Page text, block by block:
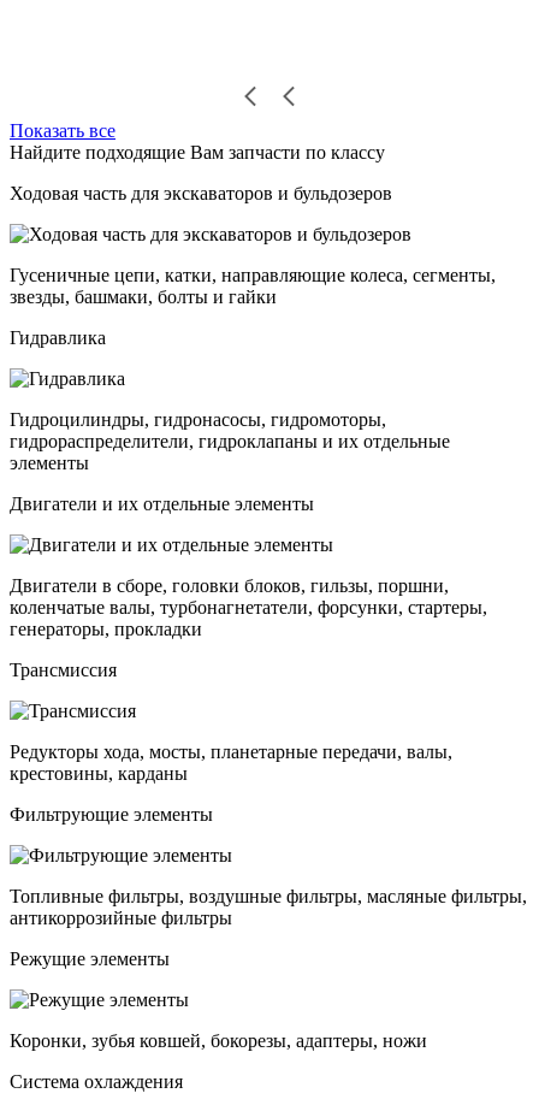
Показать все
Найдите подходящие Вам запчасти по классу
Ходовая часть для экскаваторов и бульдозеров
Гусеничные цепи, катки, направляющие колеса, сегменты,
звезды, башмаки, болты и гайки
Гидравлика
Гидроцилиндры, гидронасосы, гидромоторы,
гидрораспределители, гидроклапаны и их отдельные
элементы
Двигатели и их отдельные элементы
Двигатели в сборе, головки блоков, гильзы, поршни,
коленчатые валы, турбонагнетатели, форсунки, стартеры,
генераторы, прокладки
Трансмиссия
Редукторы хода, мосты, планетарные передачи, валы,
крестовины, карданы
Фильтрующие элементы
Топливные фильтры, воздушные фильтры, масляные фильтры,
антикоррозийные фильтры
Режущие элементы
Коронки, зубья ковшей, бокорезы, адаптеры, ножи
Система охлаждения